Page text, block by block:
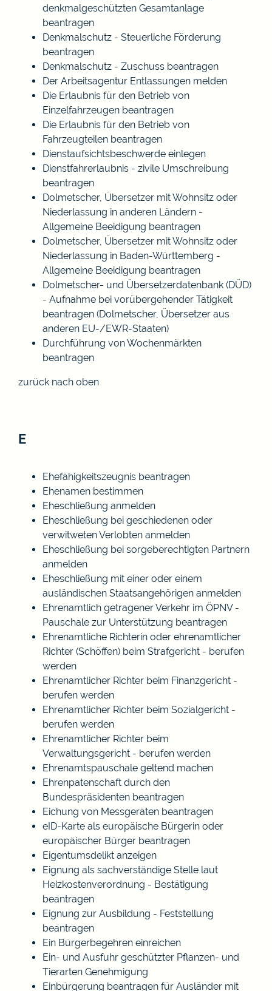
denkmalgeschützten Gesamtanlage
beantragen
Denkmalschutz - Steuerliche Förderung
beantragen
Denkmalschutz - Zuschuss beantragen
Der Arbeitsagentur Entlassungen melden
Die Erlaubnis für den Betrieb von
Einzelfahrzeugen beantragen
Die Erlaubnis für den Betrieb von
Fahrzeugteilen beantragen
Dienstaufsichtsbeschwerde einlegen
Dienstfahrerlaubnis - zivile Umschreibung
beantragen
Dolmetscher, Übersetzer mit Wohnsitz oder
Niederlassung in anderen Ländern -
Allgemeine Beeidigung beantragen
Dolmetscher, Übersetzer mit Wohnsitz oder
Niederlassung in Baden-Württemberg -
Allgemeine Beeidigung beantragen
Dolmetscher- und Übersetzerdatenbank (DÜD)
- Aufnahme bei vorübergehender Tätigkeit
beantragen (Dolmetscher, Übersetzer aus
anderen EU-/EWR-Staaten)
Durchführung von Wochenmärkten
beantragen
zurück nach oben
E
Ehefähigkeitszeugnis beantragen
Ehenamen bestimmen
Eheschließung anmelden
Eheschließung bei geschiedenen oder
verwitweten Verlobten anmelden
Eheschließung bei sorgeberechtigten Partnern
anmelden
Eheschließung mit einer oder einem
ausländischen Staatsangehörigen anmelden
Ehrenamtlich getragener Verkehr im ÖPNV -
Pauschale zur Unterstützung beantragen
Ehrenamtliche Richterin oder ehrenamtlicher
Richter (Schöffen) beim Strafgericht - berufen
werden
Ehrenamtlicher Richter beim Finanzgericht -
berufen werden
Ehrenamtlicher Richter beim Sozialgericht -
berufen werden
Ehrenamtlicher Richter beim
Verwaltungsgericht - berufen werden
Ehrenamtspauschale geltend machen
Ehrenpatenschaft durch den
Bundespräsidenten beantragen
Eichung von Messgeräten beantragen
eID-Karte als europäische Bürgerin oder
europäischer Bürger beantragen
Eigentumsdelikt anzeigen
Eignung als sachverständige Stelle laut
Heizkostenverordnung - Bestätigung
beantragen
Eignung zur Ausbildung - Feststellung
beantragen
Ein Bürgerbegehren einreichen
Ein- und Ausfuhr geschützter Pflanzen- und
Tierarten Genehmigung
Einbürgerung beantragen für Ausländer mit